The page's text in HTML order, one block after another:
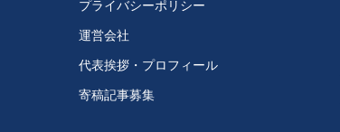
プライバシーポリシー
運営会社
代表挨拶・プロフィール
寄稿記事募集